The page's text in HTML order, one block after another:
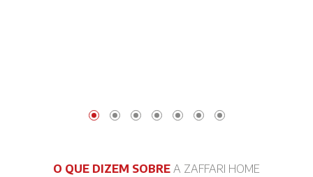
O QUE DIZEM SOBRE A ZAFFARI HOME